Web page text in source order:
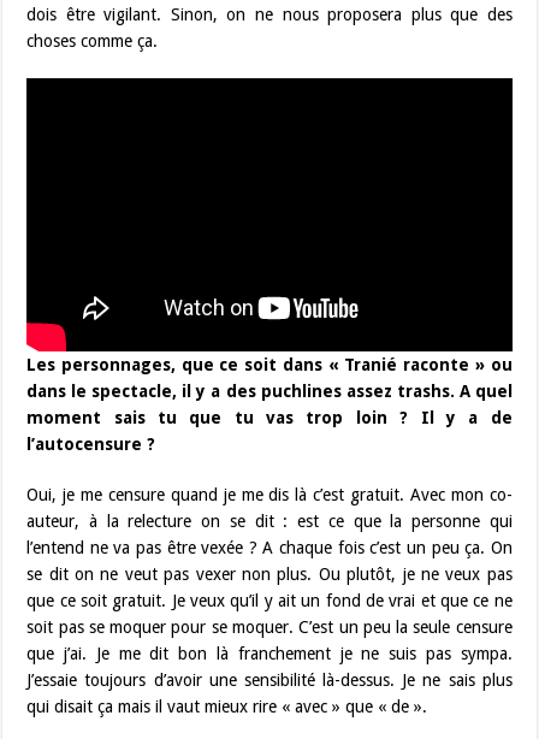
dois être vigilant. Sinon, on ne nous proposera plus que des
choses comme ça.
Les personnages, que ce soit dans « Tranié raconte » ou
dans le spectacle, il y a des puchlines assez trashs. A quel
moment sais tu que tu vas trop loin ? Il y a de
l’autocensure ?
Oui, je me censure quand je me dis là c’est gratuit. Avec mon co-
auteur, à la relecture on se dit : est ce que la personne qui
l’entend ne va pas être vexée ? A chaque fois c’est un peu ça. On
se dit on ne veut pas vexer non plus. Ou plutôt, je ne veux pas
que ce soit gratuit. Je veux qu’il y ait un fond de vrai et que ce ne
soit pas se moquer pour se moquer. C’est un peu la seule censure
que j’ai. Je me dit bon là franchement je ne suis pas sympa.
J’essaie toujours d’avoir une sensibilité là-dessus. Je ne sais plus
qui disait ça mais il vaut mieux rire « avec » que « de ».